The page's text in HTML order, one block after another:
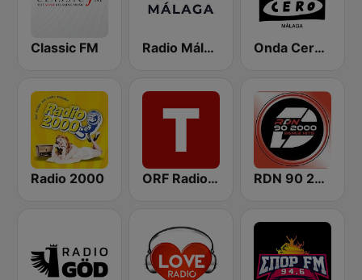
Classic FM Radio Málaga SER Onda Cero Málaga
Radio 2000 ORF Radio Tirol RDN 90 2000 Dance Hits